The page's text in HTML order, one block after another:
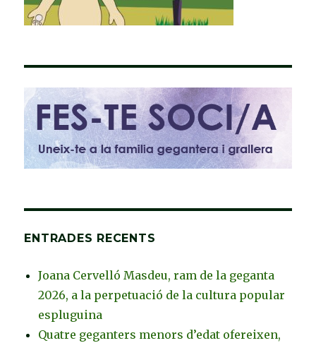
ENTRADES RECENTS
Joana Cervelló Masdeu, ram de la geganta
2026, a la perpetuació de la cultura popular
espluguina
Quatre geganters menors d’edat ofereixen,